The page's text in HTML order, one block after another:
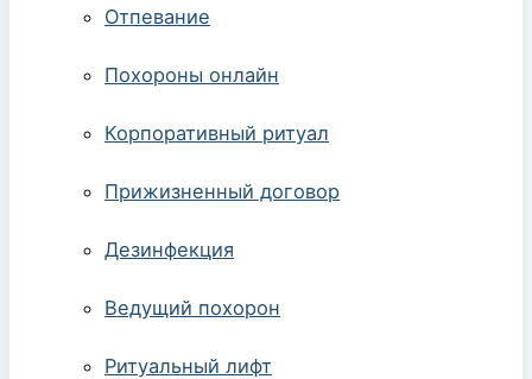
Отпевание
Похороны онлайн
Корпоративный ритуал
Прижизненный договор
Дезинфекция
Ведущий похорон
Ритуальный лифт